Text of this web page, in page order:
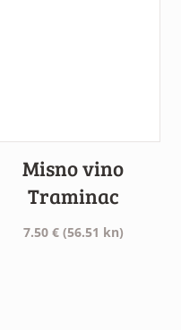
Misno vino
Traminac
7.50 € (56.51 kn)